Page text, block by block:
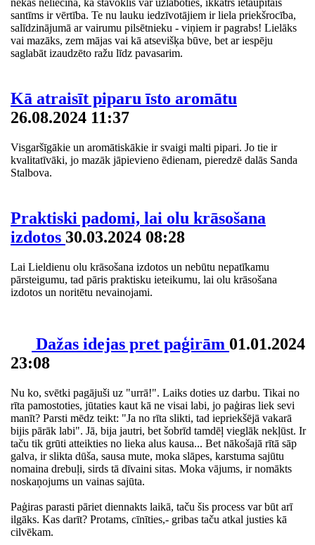
santīms ir vērtība. Te nu lauku iedzīvotājiem ir liela priekšrocība,
salīdzinājumā ar vairumu pilsētnieku - viņiem ir pagrabs! Lielāks
vai mazāks, zem mājas vai kā atsevišķa būve, bet ar iespēju
saglabāt izaudzēto ražu līdz pavasarim.
Kā atraisīt piparu īsto aromātu
26.08.2024 11:37
Visgaršīgākie un aromātiskākie ir svaigi malti pipari. Jo tie ir
kvalitatīvāki, jo mazāk jāpievieno ēdienam, pieredzē dalās Sanda
Stalbova.
Praktiski padomi, lai olu krāsošana
izdotos 30.03.2024 08:28
Lai Lieldienu olu krāsošana izdotos un nebūtu nepatīkamu
pārsteigumu, tad pāris praktisku ieteikumu, lai olu krāsošana
izdotos un noritētu nevainojami.
Dažas idejas pret paģirām 01.01.2024
23:08
Nu ko, svētki pagājuši uz "urrā!". Laiks doties uz darbu. Tikai no
rīta pamostoties, jūtaties kaut kā ne visai labi, jo paģiras liek sevi
manīt? Parsti mēdz teikt: "Ja no rīta slikti, tad iepriekšējā vakarā
bijis pārāk labi". Jā, bija jautri, bet šobrīd tamdēļ vieglāk nekļūst. Ir
taču tik grūti atteikties no lieka alus kausa... Bet nākošajā rītā sāp
galva, ir slikta dūša, sausa mute, moka slāpes, karstuma sajūtu
nomaina drebuļi, sirds tā dīvaini sitas. Moka vājums, ir nomākts
noskaņojums un vainas sajūta.
Paģiras parasti pāriet diennakts laikā, taču šis process var būt arī
ilgāks. Kas darīt? Protams, cīnīties,- gribas taču atkal justies kā
cilvēkam.